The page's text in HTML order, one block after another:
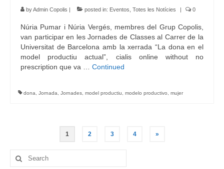
byAdmin Copolis posted in: Eventos, Totes les Notícies 0
Núria Pumar i Núria Vergés, membres del Grup Copolis,
van participar en les Jornades de Classes al Carrer de la
Universitat de Barcelona amb la xerrada “La dona en el
model productiu actual”, cialis online without no
prescription que va … Continued
dona, Jornada, Jornades, model productiu, modelo productivo, mujer
Navegació
d'entrades
1 2 3 4 »
Search
for: